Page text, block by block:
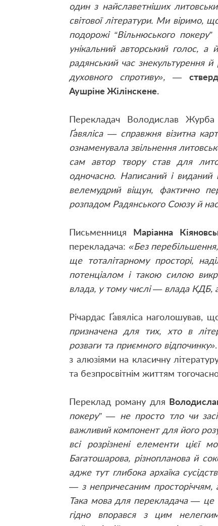
один з найславетніших
світової літератури. Ми віримо,
подорожі “Вільнюського
унікальний авторський голос,
радянський час знекультурення
духовного спротиву»,—
Аушріне Жілінскене.
Перекладач Володислав Журба
Ґавяліса — справжня візитна
ознаменувала звільнення
сам автор твору став для
одночасно. Написаний і виданий
велемудрий віщун, фактично
розпадом Радянського Союзу й
Письменниця Маріанна
перекладача: «Без
ще тоталітарному просторі,
потенціалом і такою силою
влада, у тому числі — влада КДБ,
Річардас Ґавяліса наголошував,
призначена для тих, хто в
розваги та приєм­ного відпочинку»
з алюзіями на класичну
та безпросвітнім життям
Переклад роману для
покеру” — не просто тло чи
важливий компонент для його
всі розрізнені елементи цієї
Багатошарова, різнопланова й
адже тут глибока архаїка
— з непричесаним просторіччям,
Така мова для перекладача — це
гідно впорався з цим